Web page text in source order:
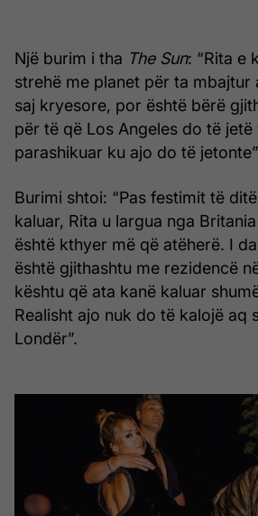
Një burim i tha The Sun: “Rita e
strehë me planet për ta mbajtur
saj kryesore, por është bërë
për të që Los Angeles do të jetë
parashikuar ku ajo do të
Burimi shtoi: “Pas festimit të
kaluar, Rita u largua nga
është kthyer më që atëherë. I
është gjithashtu me rezidencë
kështu që ata kanë kaluar
Realisht ajo nuk do të kalojë aq
Londër”.